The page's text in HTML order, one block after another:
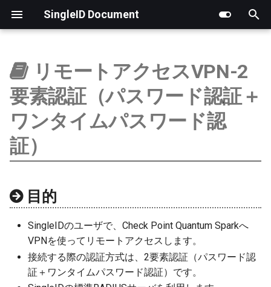
SingleID Document
索
初
化
はじめに
ログ
RADIUS認証ログ
操作ログ
ユーザ
Microsoftクラウド連携
認証
LDAP
RADIUS
アプリ連携
アプリ一覧
基本情報（組織アカウン
管理者
はじめに
アカウント
パスワード
セッション
はじめに
お客様向け
新しいチケットの作成
チケットの進捗状況の確
MSP提供事業者向け
サポートフロー
新規チケット内容の確認
コメントの追加
エスカレーション
チケットのステータス
はじめに
ポイント管理
ポイント履歴
アカウント管理
顧客アカウント管理
MSPアカウント管理
PoC実施ガイドライン
SingleIDクラウドアシスト
製品版 リモートアクセスVPN-2
要素認証（パスワード認証＋
ワンタイムパスワード認
証）
目的
SingleIDのユーザで、Check Point Quantum Sparkへ
VPNを使ってリモートアクセスします。
接続する際の認証方式は、2要素認証（パスワード認
証＋ワンタイムパスワード認証）です。